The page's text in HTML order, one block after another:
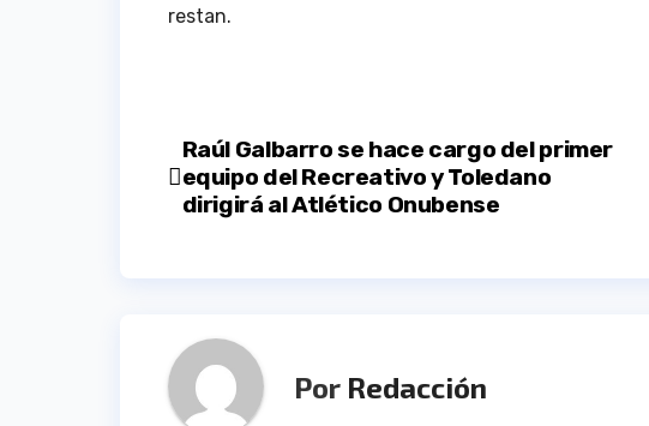
restan.
Navegación
de
Raúl Galbarro se hace cargo del primer
equipo del Recreativo y Toledano
dirigirá al Atlético Onubense
Por Redacción